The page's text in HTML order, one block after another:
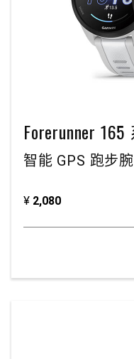
Forerunner
智能 GPS 跑步
¥ 2,080